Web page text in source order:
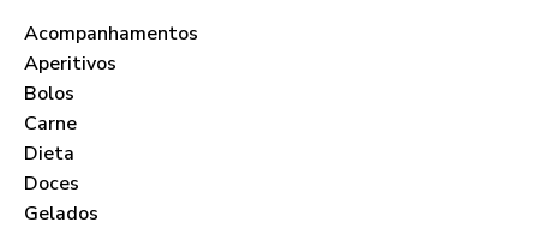
Acompanhamentos
Aperitivos
Bolos
Carne
Dieta
Doces
Gelados